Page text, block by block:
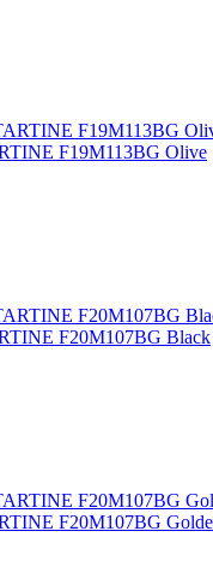
F19M113BG Olive
F20M107BG Black
F20M107BG